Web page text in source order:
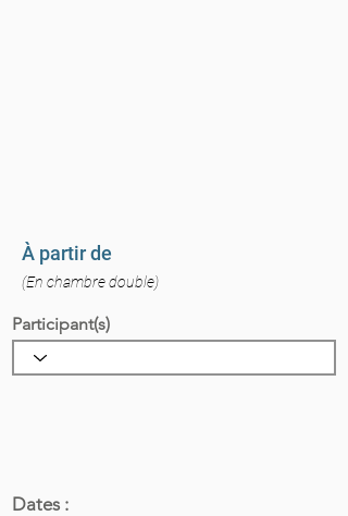
À partir de
(En chambre double)
Participant(s)
Dates :